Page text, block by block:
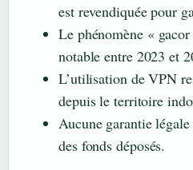
est revendiquée pour
Le phénomène «
notable entre 2023 et
L’utilisation de VPN
depuis le territoire
Aucune garantie
des fonds déposés.